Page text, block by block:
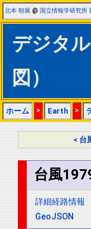
北本 朝展 @ 国立情報学研究所
デジタ
図）
ホーム > Earth >
< 台
台風
詳細経路情報
GeoJSON